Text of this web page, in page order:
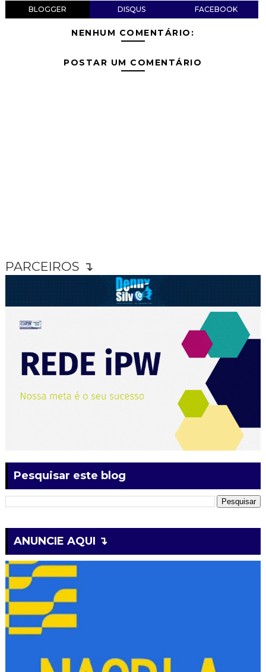
BLOGGER DISQUS FACEBOOK
NENHUM COMENTÁRIO:
POSTAR UM COMENTÁRIO
PARCEIROS ↴
Pesquisar este blog
ANUNCIE AQUI ↴